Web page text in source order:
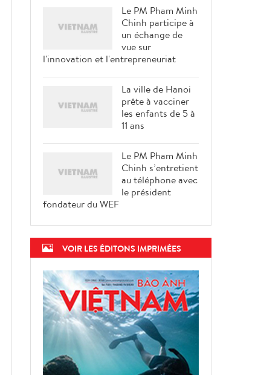
Le PM Pham Minh
Chinh participe à
un échange de
vue sur
l'innovation et l'entrepreneuriat
La ville de Hanoi
prête à vacciner
les enfants de 5 à
11 ans
Le PM Pham Minh
Chinh s’entretient
au téléphone avec
le président
fondateur du WEF
VOIR LES ÉDITONS IMPRIMÉES